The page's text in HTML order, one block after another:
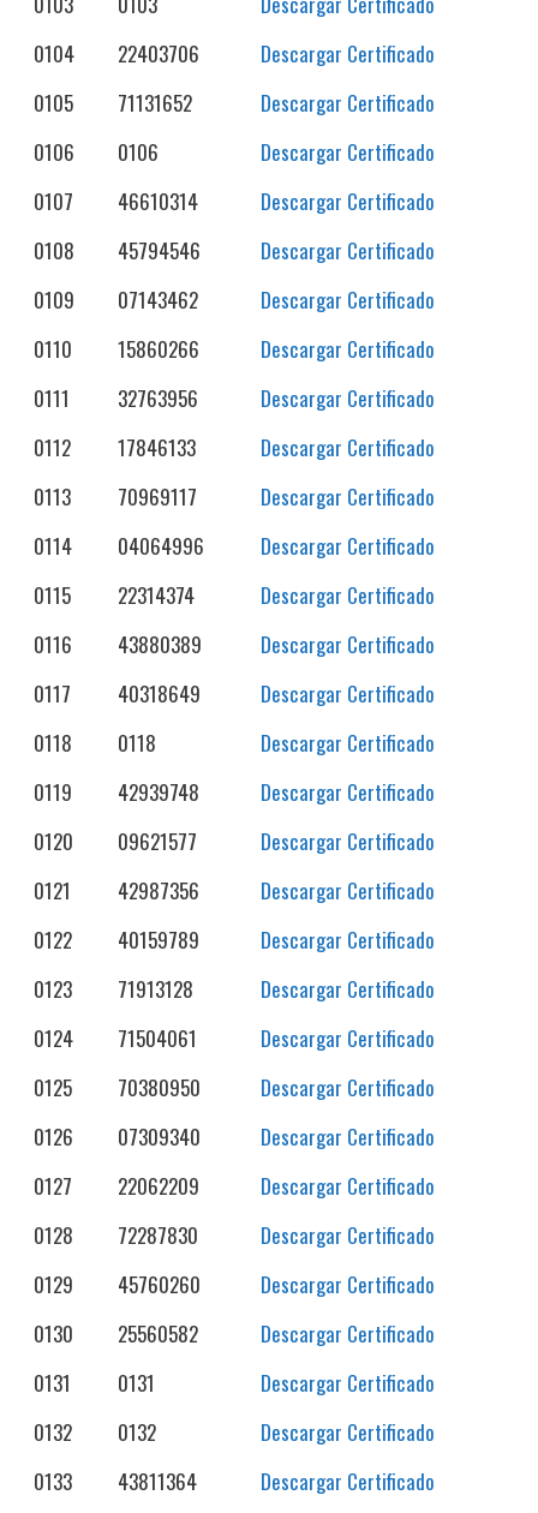
0104
22403706
Descargar Certificado
0105
71131652
Descargar Certificado
0106
0106
Descargar Certificado
0107
46610314
Descargar Certificado
0108
45794546
Descargar Certificado
0109
07143462
Descargar Certificado
0110
15860266
Descargar Certificado
0111
32763956
Descargar Certificado
0112
17846133
Descargar Certificado
0113
70969117
Descargar Certificado
0114
04064996
Descargar Certificado
0115
22314374
Descargar Certificado
0116
43880389
Descargar Certificado
0117
40318649
Descargar Certificado
0118
0118
Descargar Certificado
0119
42939748
Descargar Certificado
0120
09621577
Descargar Certificado
0121
42987356
Descargar Certificado
0122
40159789
Descargar Certificado
0123
71913128
Descargar Certificado
0124
71504061
Descargar Certificado
0125
70380950
Descargar Certificado
0126
07309340
Descargar Certificado
0127
22062209
Descargar Certificado
0128
72287830
Descargar Certificado
0129
45760260
Descargar Certificado
0130
25560582
Descargar Certificado
0131
0131
Descargar Certificado
0132
0132
Descargar Certificado
0133
43811364
Descargar Certificado